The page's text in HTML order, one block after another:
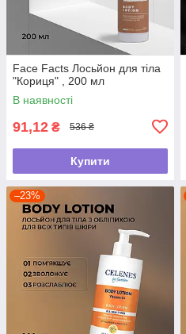
Face Facts Лосьйон для тіла
"Кориця" , 200 мл
В наявності
91,12 ₴ 536 ₴
Купити
–23%